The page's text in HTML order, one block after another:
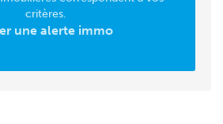
critères.
une alerte immo